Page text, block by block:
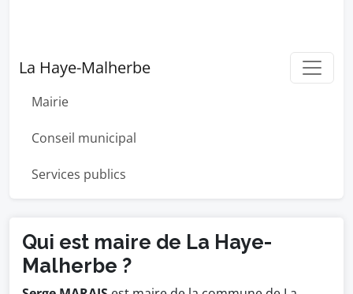
La Haye-Malherbe
Mairie
Conseil municipal
Services publics
Qui est maire de La Haye-
Malherbe ?